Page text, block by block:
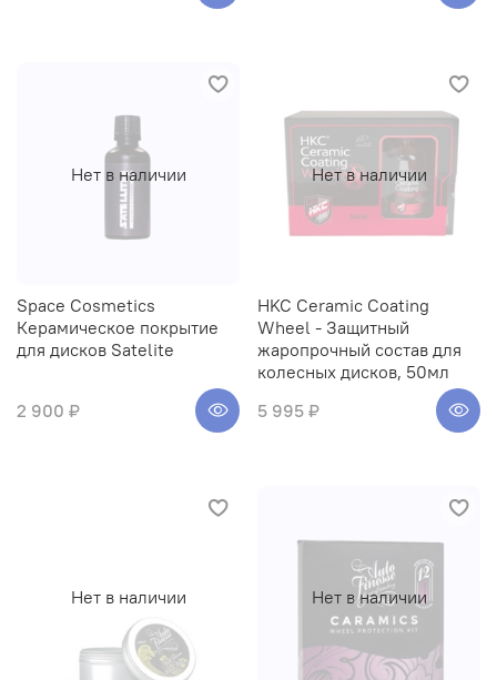
Нет в наличии
Space Cosmetics
Керамическое покрытие
для дисков Satelite
2 900 ₽
Нет в наличии
HKC Ceramic Coating
Wheel - Защитный
жаропрочный состав для
колесных дисков, 50мл
5 995 ₽
Нет в наличии Нет в наличии